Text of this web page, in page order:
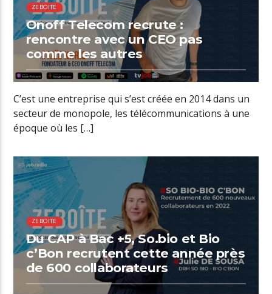
ZEBOITE
Onoff Telecom recrute :
rencontre avec un CEO pas
comme les autres
C’est une entreprise qui s’est créée en 2014 dans un
secteur de monopole, les télécommunications à une
époque où les […]
00:43 READ TIME
ZEBOITE
Du CAP à Bac +5, So.bio et Bio
c’Bon recrutent cette année près
de 600 collaborateurs